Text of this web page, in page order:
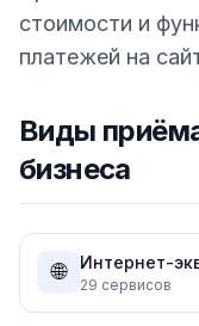
стоимости и
платежей на
Виды
бизнеса
🌐 Интернет-
29 сервисов